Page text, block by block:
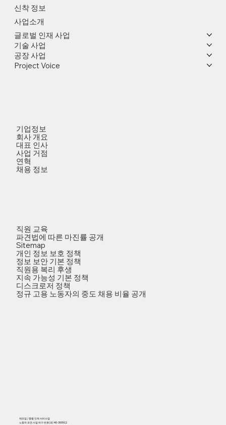
신착 정보
사업소개
글로벌 인재 사업
기술 사업
공장 사업
Project Voice
기업정보
회사 개요
대표 인사
사업 거점
연혁
채용 정보
직원 교육
파견법에 따른 마진률 공개
Sitemap
개인 정보 보호 정책
정보 보안 기본 정책
직원용 복리 후생
지속 가능성 기본 정책
디스크로저 정책
정규 고용 노동자의 중도 채용 비율 공개
제조업 / 종합 인재 서비스업
노동자 파견 사업 허가 번호(파) 40-300912